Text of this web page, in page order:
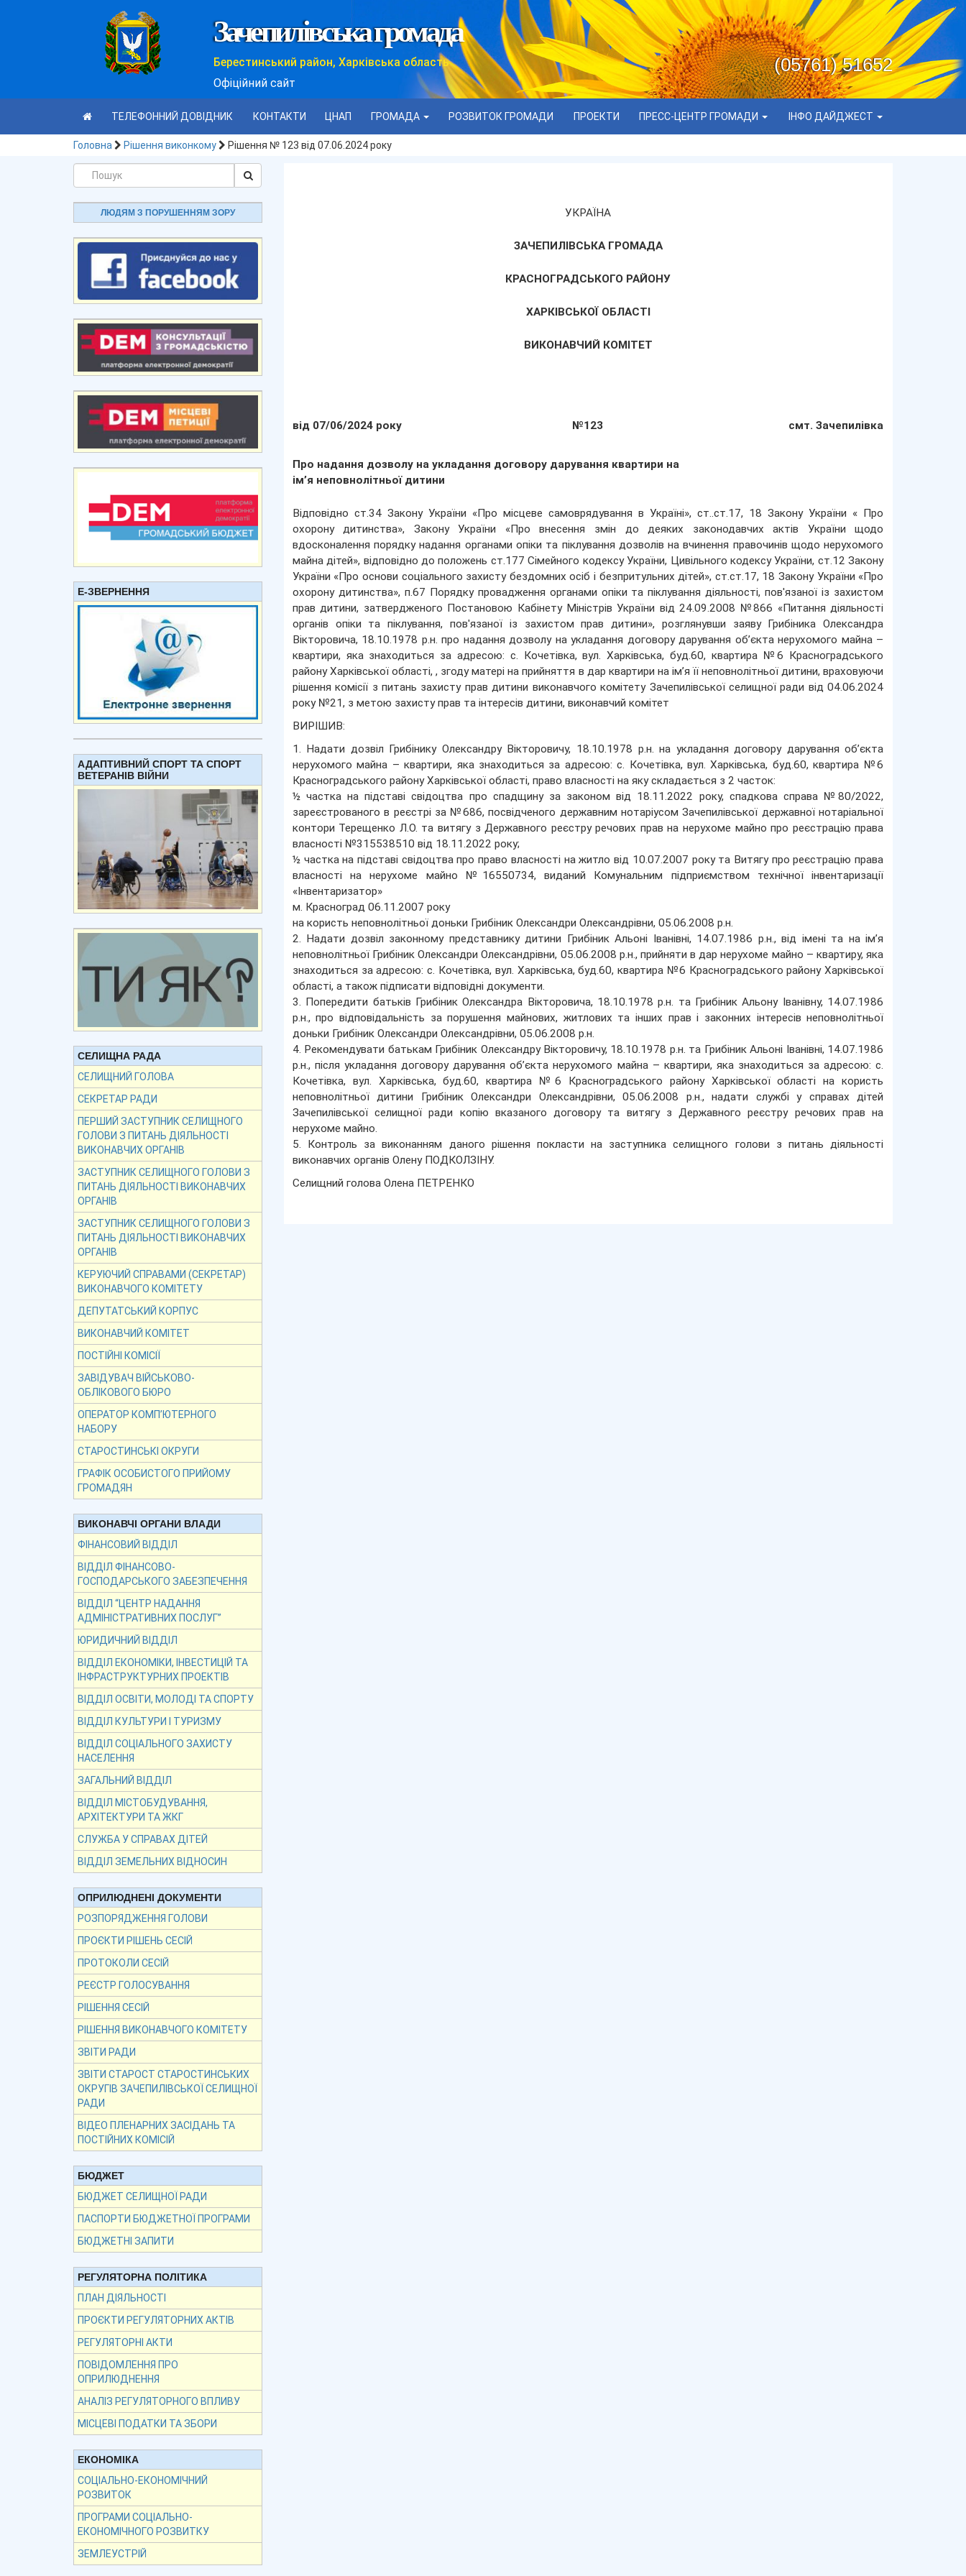
Зачепилівська громада
Берестинський район, Харківська область
Офіційний сайт
(05761) 51652
ТЕЛЕФОННИЙ ДОВІДНИК КОНТАКТИ ЦНАП ГРОМАДА РОЗВИТОК ГРОМАДИ ПРОЕКТИ ПРЕСС-ЦЕНТР ГРОМАДИ ІНФО ДАЙДЖЕСТ
Головна Рішення виконкому Рішення № 123 від 07.06.2024 року
ЛЮДЯМ З ПОРУШЕННЯМ ЗОРУ
Е-ЗВЕРНЕННЯ
АДАПТИВНИЙ СПОРТ ТА СПОРТ
ВЕТЕРАНІВ ВІЙНИ
СЕЛИЩНА РАДА
СЕЛИЩНИЙ ГОЛОВА
СЕКРЕТАР РАДИ
ПЕРШИЙ ЗАСТУПНИК СЕЛИЩНОГО
ГОЛОВИ З ПИТАНЬ ДІЯЛЬНОСТІ
ВИКОНАВЧИХ ОРГАНІВ
ЗАСТУПНИК СЕЛИЩНОГО ГОЛОВИ З
ПИТАНЬ ДІЯЛЬНОСТІ ВИКОНАВЧИХ
ОРГАНІВ
ЗАСТУПНИК СЕЛИЩНОГО ГОЛОВИ З
ПИТАНЬ ДІЯЛЬНОСТІ ВИКОНАВЧИХ
ОРГАНІВ
КЕРУЮЧИЙ СПРАВАМИ (СЕКРЕТАР)
ВИКОНАВЧОГО КОМІТЕТУ
ДЕПУТАТСЬКИЙ КОРПУС
ВИКОНАВЧИЙ КОМІТЕТ
ПОСТІЙНІ КОМІСІЇ
ЗАВІДУВАЧ ВІЙСЬКОВО-
ОБЛІКОВОГО БЮРО
ОПЕРАТОР КОМП’ЮТЕРНОГО
НАБОРУ
СТАРОСТИНСЬКІ ОКРУГИ
ГРАФІК ОСОБИСТОГО ПРИЙОМУ
ГРОМАДЯН
ВИКОНАВЧІ ОРГАНИ ВЛАДИ
ФІНАНСОВИЙ ВІДДІЛ
ВІДДІЛ ФІНАНСОВО-
ГОСПОДАРСЬКОГО ЗАБЕЗПЕЧЕННЯ
ВІДДІЛ “ЦЕНТР НАДАННЯ
АДМІНІСТРАТИВНИХ ПОСЛУГ”
ЮРИДИЧНИЙ ВІДДІЛ
ВІДДІЛ ЕКОНОМІКИ, ІНВЕСТИЦІЙ ТА
ІНФРАСТРУКТУРНИХ ПРОЕКТІВ
ВІДДІЛ ОСВІТИ, МОЛОДІ ТА СПОРТУ
ВІДДІЛ КУЛЬТУРИ І ТУРИЗМУ
ВІДДІЛ СОЦІАЛЬНОГО ЗАХИСТУ
НАСЕЛЕННЯ
ЗАГАЛЬНИЙ ВІДДІЛ
ВІДДІЛ МІСТОБУДУВАННЯ,
АРХІТЕКТУРИ ТА ЖКГ
СЛУЖБА У СПРАВАХ ДІТЕЙ
ВІДДІЛ ЗЕМЕЛЬНИХ ВІДНОСИН
ОПРИЛЮДНЕНІ ДОКУМЕНТИ
РОЗПОРЯДЖЕННЯ ГОЛОВИ
ПРОЄКТИ РІШЕНЬ СЕСІЙ
ПРОТОКОЛИ СЕСІЙ
РЕЄСТР ГОЛОСУВАННЯ
РІШЕННЯ СЕСІЙ
РІШЕННЯ ВИКОНАВЧОГО КОМІТЕТУ
ЗВІТИ РАДИ
ЗВІТИ СТАРОСТ СТАРОСТИНСЬКИХ
ОКРУГІВ ЗАЧЕПИЛІВСЬКОЇ СЕЛИЩНОЇ
РАДИ
ВІДЕО ПЛЕНАРНИХ ЗАСІДАНЬ ТА
ПОСТІЙНИХ КОМІСІЙ
БЮДЖЕТ
БЮДЖЕТ СЕЛИЩНОЇ РАДИ
ПАСПОРТИ БЮДЖЕТНОЇ ПРОГРАМИ
БЮДЖЕТНІ ЗАПИТИ
РЕГУЛЯТОРНА ПОЛІТИКА
ПЛАН ДІЯЛЬНОСТІ
ПРОЄКТИ РЕГУЛЯТОРНИХ АКТІВ
РЕГУЛЯТОРНІ АКТИ
ПОВІДОМЛЕННЯ ПРО
ОПРИЛЮДНЕННЯ
АНАЛІЗ РЕГУЛЯТОРНОГО ВПЛИВУ
МІСЦЕВІ ПОДАТКИ ТА ЗБОРИ
ЕКОНОМІКА
СОЦІАЛЬНО-ЕКОНОМІЧНИЙ
РОЗВИТОК
ПРОГРАМИ СОЦІАЛЬНО-
ЕКОНОМІЧНОГО РОЗВИТКУ
ЗЕМЛЕУСТРІЙ
УКРАЇНА
ЗАЧЕПИЛІВСЬКА ГРОМАДА
КРАСНОГРАДСЬКОГО РАЙОНУ
ХАРКІВСЬКОЇ ОБЛАСТІ
ВИКОНАВЧИЙ КОМІТЕТ
від 07/06/2024 року №123 смт. Зачепилівка
Про надання дозволу на укладання договору дарування квартири на
ім’я неповнолітньої дитини
Відповідно ст.34 Закону України «Про місцеве самоврядування в Україні», ст..ст.17, 18 Закону України « Про
охорону дитинства», Закону України «Про внесення змін до деяких законодавчих актів України щодо
вдосконалення порядку надання органами опіки та піклування дозволів на вчинення правочинів щодо нерухомого
майна дітей», відповідно до положень ст.177 Сімейного кодексу України, Цивільного кодексу України, ст.12 Закону
України «Про основи соціального захисту бездомних осіб і безпритульних дітей», ст.ст.17, 18 Закону України «Про
охорону дитинства», п.67 Порядку провадження органами опіки та піклування діяльності, пов'язаної із захистом
прав дитини, затвердженого Постановою Кабінету Міністрів України від 24.09.2008 №866 «Питання діяльності
органів опіки та піклування, пов'язаної із захистом прав дитини», розглянувши заяву Грибіника Олександра
Вікторовича, 18.10.1978 р.н. про надання дозволу на укладання договору дарування об’єкта нерухомого майна –
квартири, яка знаходиться за адресою: с. Кочетівка, вул. Харківська, буд.60, квартира №6 Красноградського
району Харківської області, , згоду матері на прийняття в дар квартири на ім’я її неповнолітньої дитини, враховуючи
рішення комісії з питань захисту прав дитини виконавчого комітету Зачепилівської селищної ради від 04.06.2024
року №21, з метою захисту прав та інтересів дитини, виконавчий комітет
ВИРІШИВ:
1. Надати дозвіл Грибінику Олександру Вікторовичу, 18.10.1978 р.н. на укладання договору дарування об’єкта
нерухомого майна – квартири, яка знаходиться за адресою: с. Кочетівка, вул. Харківська, буд.60, квартира №6
Красноградського району Харківської області, право власності на яку складається з 2 часток:
½ частка на підставі свідоцтва про спадщину за законом від 18.11.2022 року, спадкова справа №80/2022,
зареєстрованого в реєстрі за №686, посвідченого державним нотаріусом Зачепилівської державної нотаріальної
контори Терещенко Л.О. та витягу з Державного реєстру речових прав на нерухоме майно про реєстрацію права
власності №315538510 від 18.11.2022 року;
½ частка на підставі свідоцтва про право власності на житло від 10.07.2007 року та Витягу про реєстрацію права
власності на нерухоме майно №16550734, виданий Комунальним підприємством технічної інвентаризації
«Інвентаризатор»
м. Красноград 06.11.2007 року
на користь неповнолітньої доньки Грибіник Олександри Олександрівни, 05.06.2008 р.н.
2. Надати дозвіл законному представнику дитини Грибіник Альоні Іванівні, 14.07.1986 р.н., від імені та на ім’я
неповнолітньої Грибіник Олександри Олександрівни, 05.06.2008 р.н., прийняти в дар нерухоме майно – квартиру, яка
знаходиться за адресою: с. Кочетівка, вул. Харківська, буд.60, квартира №6 Красноградського району Харківської
області, а також підписати відповідні документи.
3. Попередити батьків Грибіник Олександра Вікторовича, 18.10.1978 р.н. та Грибіник Альону Іванівну, 14.07.1986
р.н., про відповідальність за порушення майнових, житлових та інших прав і законних інтересів неповнолітньої
доньки Грибіник Олександри Олександрівни, 05.06.2008 р.н.
4. Рекомендувати батькам Грибіник Олександру Вікторовичу, 18.10.1978 р.н. та Грибіник Альоні Іванівні, 14.07.1986
р.н., після укладання договору дарування об’єкта нерухомого майна – квартири, яка знаходиться за адресою: с.
Кочетівка, вул. Харківська, буд.60, квартира №6 Красноградського району Харківської області на користь
неповнолітньої дитини Грибіник Олександри Олександрівни, 05.06.2008 р.н., надати службі у справах дітей
Зачепилівської селищної ради копію вказаного договору та витягу з Державного реєстру речових прав на
нерухоме майно.
5. Контроль за виконанням даного рішення покласти на заступника селищного голови з питань діяльності
виконавчих органів Олену ПОДКОЛЗІНУ.
Селищний голова Олена ПЕТРЕНКО